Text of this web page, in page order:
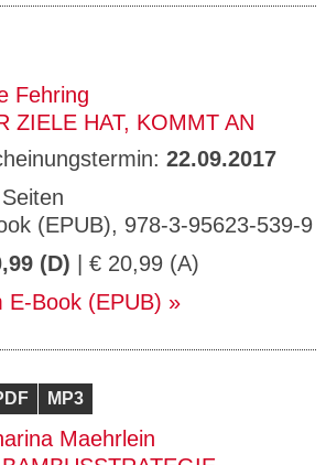
Fehring
ZIELE HAT, KOMMT AN
22.09.2017
(EPUB), 978-3-95623-539-9
(D) | € 20,99 (A)
E-Book (EPUB)
MP3
Maehrlein